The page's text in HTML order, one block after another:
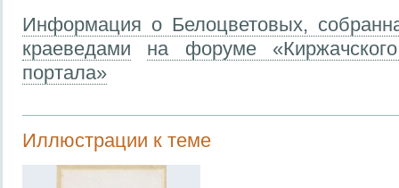
Информация о Белоцветовых,
краеведами
на форуме
портала»
Иллюстрации к теме